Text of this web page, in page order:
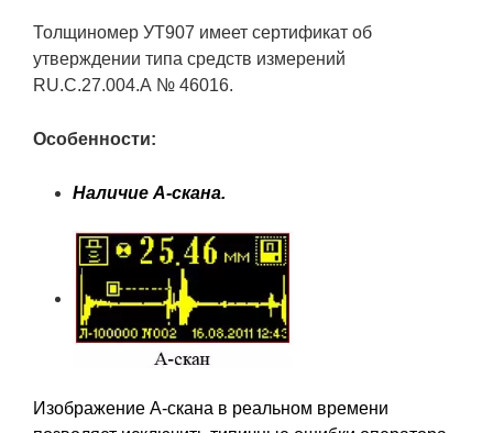
Толщиномер УТ907 имеет сертификат об
утверждении типа средств измерений
RU.C.27.004.А № 46016.
Особенности:
Наличие А-скана.
Изображение А-скана в реальном времени